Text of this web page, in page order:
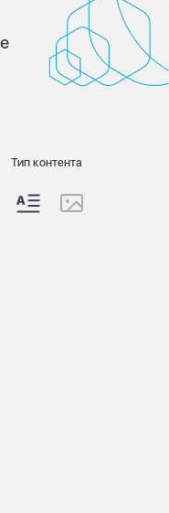
Тип контента